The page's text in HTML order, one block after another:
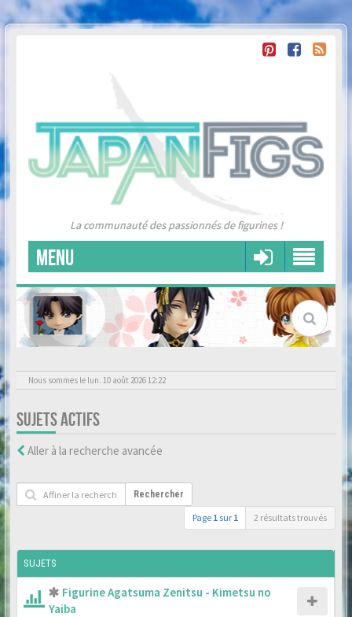
La communauté des passionnés de figurines !
MENU
Nous sommes le lun. 10 août 2026 12:22
SUJETS ACTIFS
Aller à la recherche avancée
Rechercher
Page 1 sur 1 2 résultats trouvés
SUJETS
Figurine Agatsuma Zenitsu - Kimetsu no
Yaiba